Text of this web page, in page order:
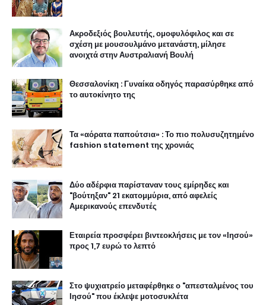
Ακροδεξιός βουλευτής, ομοφυλόφιλος και σε
σχέση με μουσουλμάνο μετανάστη, μίλησε
ανοιχτά στην Αυστραλιανή Βουλή
Θεσσαλονίκη : Γυναίκα οδηγός παρασύρθηκε από
το αυτοκίνητο της
Τα «αόρατα παπούτσια» : Το πιο πολυσυζητημένο
fashion statement της χρονιάς
Δύο αδέρφια παρίσταναν τους εμίρηδες και
"βούτηξαν" 21 εκατομμύρια, από αφελείς
Αμερικανούς επενδυτές
Εταιρεία προσφέρει βιντεοκλήσεις με τον «Ιησού»
προς 1,7 ευρώ το λεπτό
Στο ψυχιατρείο μεταφέρθηκε ο "απεσταλμένος του
Ιησού" που έκλεψε μοτοσυκλέτα